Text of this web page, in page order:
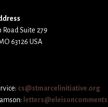
Road Suite 279
63126 USA
cs@stmarcelinitiative.org